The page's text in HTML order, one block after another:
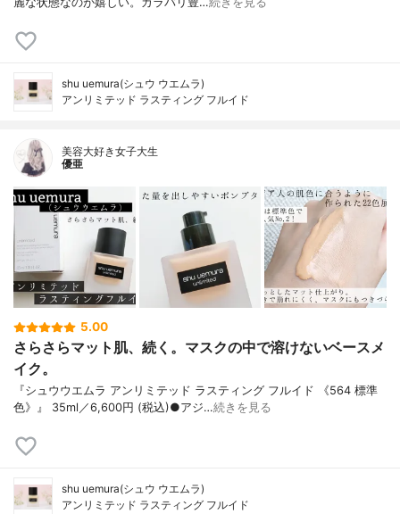
shu uemura(シュウ ウエムラ)
アンリミテッド ラスティング フルイド
美容大好き女子大生
優亜
5.00
さらさらマット肌、続く。マスクの中で溶けないベースメ
イク。
『シュウウエムラ アンリミテッド ラスティング フルイド 《564 標準
色》』 35ml／6,600円 (税込)●アジ…続きを見る
shu uemura(シュウ ウエムラ)
アンリミテッド ラスティング フルイド